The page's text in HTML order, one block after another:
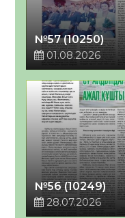
№57 (10250)
01.08.2026
№56 (10249)
28.07.2026